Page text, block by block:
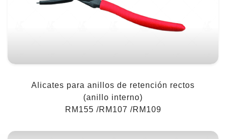
Alicates para anillos de retención rectos
(anillo interno)
RM155 /RM107 /RM109